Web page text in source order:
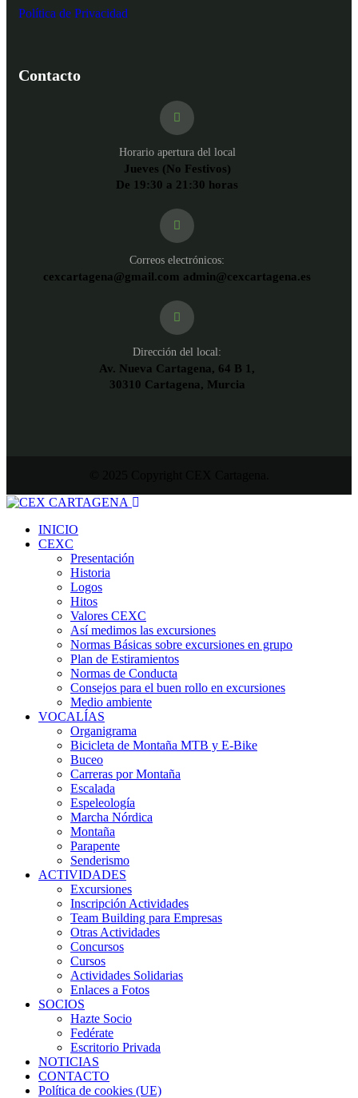
Política de Privacidad
Contacto
Horario apertura del local
Jueves (No Festivos)
De 19:30 a 21:30 horas
Correos electrónicos:
cexcartagena@gmail.com admin@cexcartagena.es
Dirección del local:
Av. Nueva Cartagena, 64 B 1,
30310 Cartagena, Murcia
INICIO
CEXC
Presentación
Historia
Logos
Hitos
Valores CEXC
Así medimos las excursiones
Normas Básicas sobre excursiones en grupo
Plan de Estiramientos
Normas de Conducta
Consejos para el buen rollo en excursiones
Medio ambiente
VOCALÍAS
Organigrama
Bicicleta de Montaña MTB y E-Bike
Buceo
Carreras por Montaña
Escalada
Espeleología
Marcha Nórdica
Montaña
Parapente
Senderismo
ACTIVIDADES
Excursiones
Inscripción Actividades
Team Building para Empresas
Otras Actividades
Concursos
Cursos
Actividades Solidarias
Enlaces a Fotos
SOCIOS
Hazte Socio
Fedérate
Escritorio Privada
NOTICIAS
CONTACTO
Política de cookies (UE)